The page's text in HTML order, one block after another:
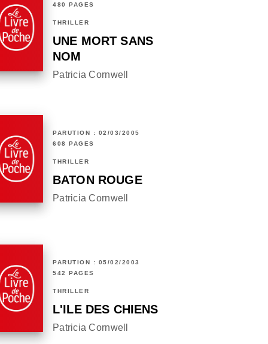
480 PAGES
THRILLER
UNE MORT SANS
NOM
Patricia Cornwell
PARUTION : 02/03/2005
608 PAGES
THRILLER
BATON ROUGE
Patricia Cornwell
PARUTION : 05/02/2003
542 PAGES
THRILLER
L'ILE DES CHIENS
Patricia Cornwell